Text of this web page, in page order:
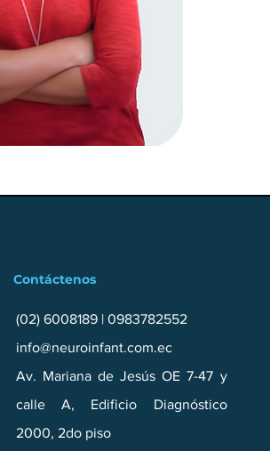
Contáctenos
(02) 6008189| 0983782552
info@neuroinfant.com.ec
Av. Mariana de Jesús OE 7-47 y
calle A, Edificio Diagnóstico
2000, 2do piso